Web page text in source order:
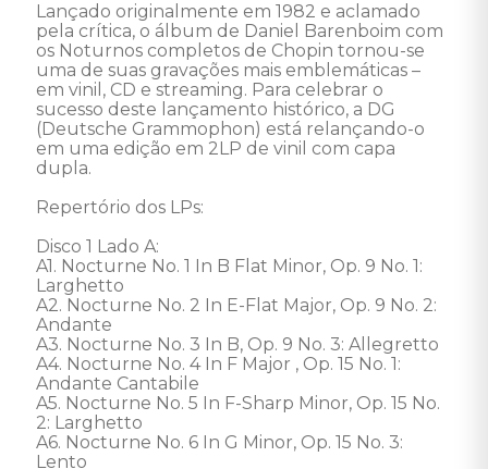
Lançado originalmente em 1982 e aclamado
pela crítica, o álbum de Daniel Barenboim com
os Noturnos completos de Chopin tornou-se
uma de suas gravações mais emblemáticas –
em vinil, CD e streaming. Para celebrar o
sucesso deste lançamento histórico, a DG
(Deutsche Grammophon) está relançando-o
em uma edição em 2LP de vinil com capa
dupla.
Repertório dos LPs:
Disco 1 Lado A:
A1. Nocturne No. 1 In B Flat Minor, Op. 9 No. 1:
Larghetto
A2. Nocturne No. 2 In E-Flat Major, Op. 9 No. 2:
Andante
A3. Nocturne No. 3 In B, Op. 9 No. 3: Allegretto
A4. Nocturne No. 4 In F Major , Op. 15 No. 1:
Andante Cantabile
A5. Nocturne No. 5 In F-Sharp Minor, Op. 15 No.
2: Larghetto
A6. Nocturne No. 6 In G Minor, Op. 15 No. 3:
Lento